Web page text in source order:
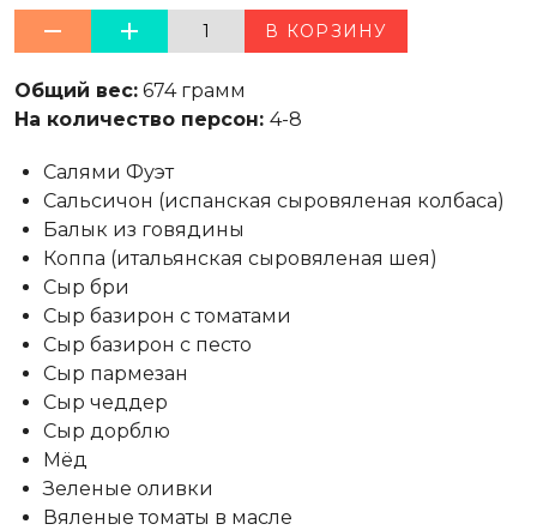
1 В КОРЗИНУ
Общий вес: 674 грамм
На количество персон: 4-8
Салями Фуэт
Сальсичон (испанская сыровяленая колбаса)
Балык из говядины
Коппа (итальянская сыровяленая шея)
Сыр бри
Сыр базирон с томатами
Сыр базирон с песто
Сыр пармезан
Сыр чеддер
Сыр дорблю
Мёд
Зеленые оливки
Вяленые томаты в масле